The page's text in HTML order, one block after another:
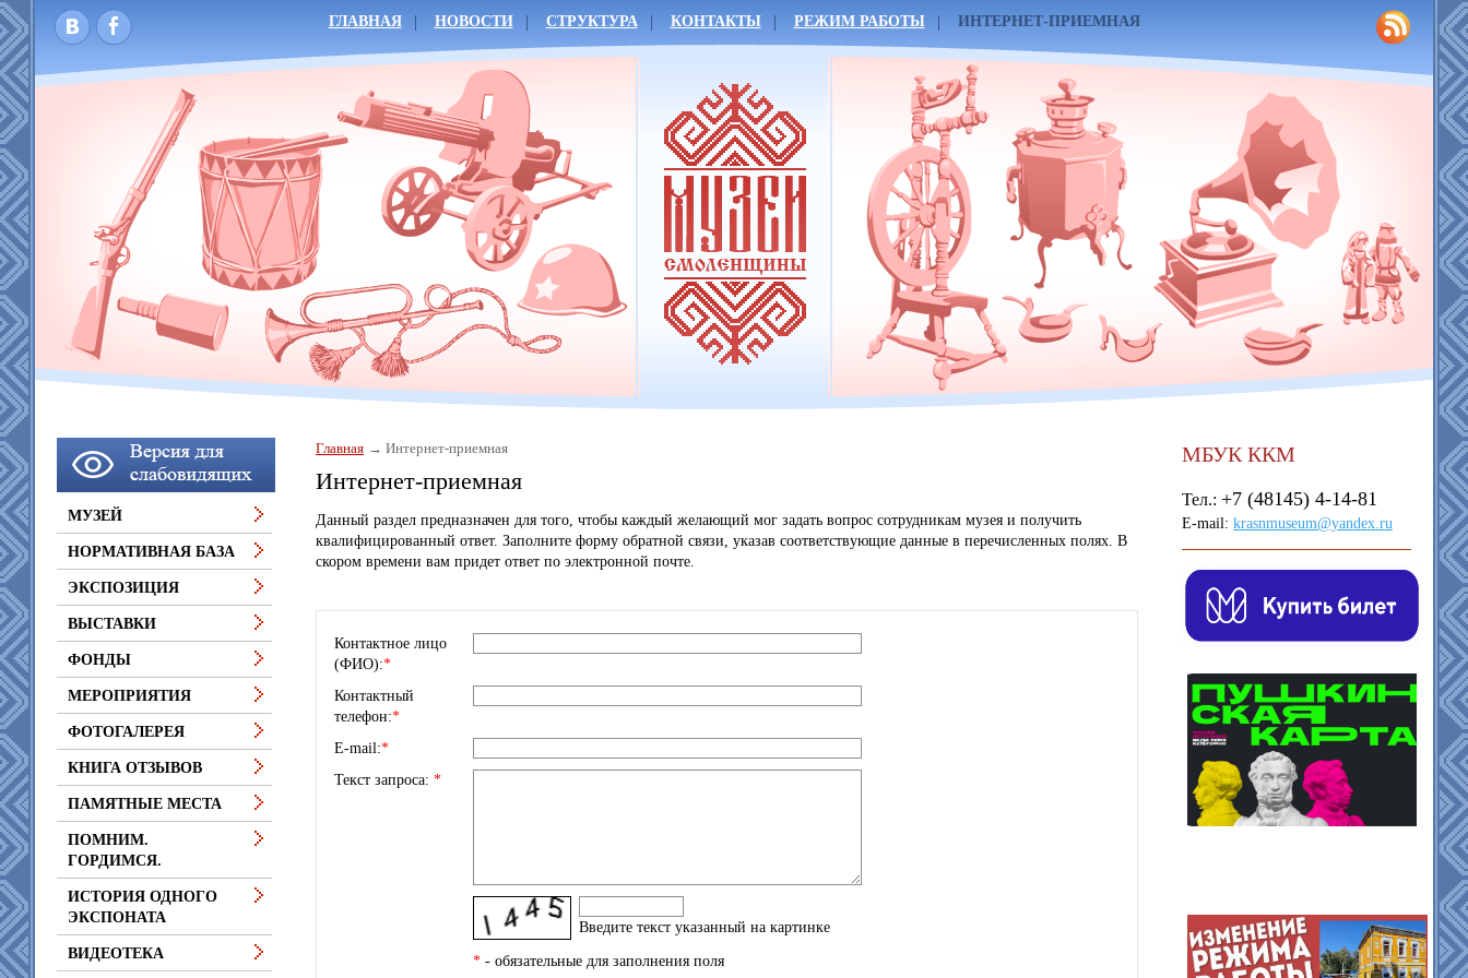
ГЛАВНАЯ НОВОСТИ СТРУКТУРА КОНТАКТЫ РЕЖИМ РАБОТЫ ИНТЕРНЕТ-ПРИЕМНАЯ
Главная Интернет-приемная
Интернет-приемная
Данный раздел предназначен для того, чтобы каждый желающий мог задать вопрос сотрудникам музея и получить
квалифицированный ответ. Заполните форму обратной связи, указав соответствующие данные в перечисленных полях. В
скором времени вам придет ответ по электронной почте.
Контактное лицо
(ФИО):*
Контактный
телефон:*
E-mail:*
Текст запроса: *
Введите текcт указанный на картинке
* - обязательные для заполнения поля
МУЗЕЙ
НОРМАТИВНАЯ БАЗА
ЭКСПОЗИЦИЯ
ВЫСТАВКИ
ФОНДЫ
МЕРОПРИЯТИЯ
ФОТОГАЛЕРЕЯ
КНИГА ОТЗЫВОВ
ПАМЯТНЫЕ МЕСТА
ПОМНИМ.
ГОРДИМСЯ.
ИСТОРИЯ ОДНОГО
ЭКСПОНАТА
ВИДЕОТЕКА
МБУК ККМ
Тел.: +7 (48145) 4-14-81
E-mail: krasnmuseum@yandex.ru